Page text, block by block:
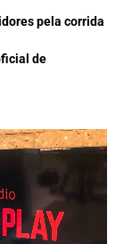
pela corrida
de